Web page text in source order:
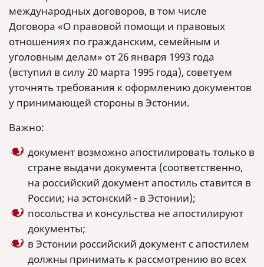
международных договоров, в том числе
Договора «О правовой помощи и правовых
отношениях по гражданским, семейным и
уголовным делам» от 26 января 1993 года
(вступил в силу 20 марта 1995 года), советуем
уточнять требования к оформлению документов
у принимающей стороны в Эстонии.
Важно:
документ возможно апостилировать только в
стране выдачи документа (соответственно,
на российский документ апостиль ставится в
России; на эстонский - в Эстонии);
посольства и консульства не апостилируют
документы;
в Эстонии российский документ с апостилем
должны принимать к рассмотрению во всех